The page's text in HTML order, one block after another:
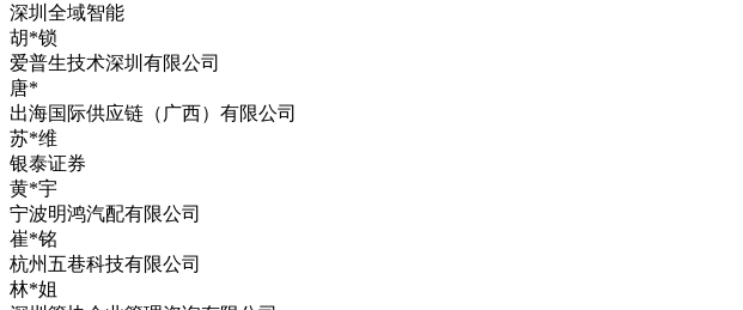
深圳全域智能
胡*锁
爱普生技术深圳有限公司
唐*
出海国际供应链（广西）有限公司
苏*维
银泰证券
黄*宇
宁波明鸿汽配有限公司
崔*铭
杭州五巷科技有限公司
林*姐